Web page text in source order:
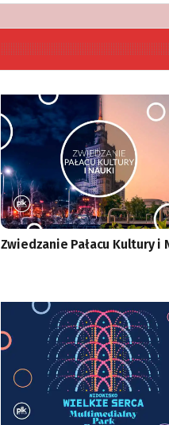
Zwiedzanie Pałacu Kultury i